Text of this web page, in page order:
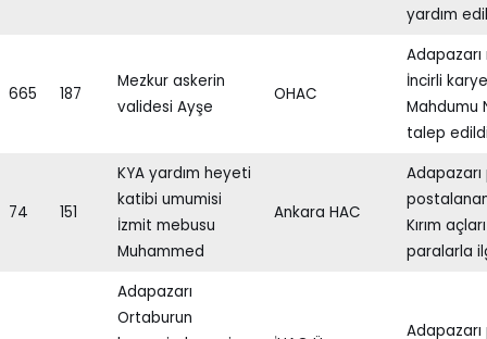
yardım
665 187
Mezkur askerin
validesi Ayşe
OHAC
Adapazarı
İncirli
Mahdumu
talep
74 151
KYA yardım heyeti
katibi umumisi
İzmit mebusu
Muhammed
Ankara HAC
Kırım
paralarla
Adapazarı
Ortaburun